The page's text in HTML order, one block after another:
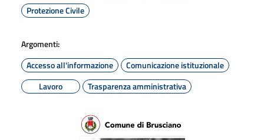
Protezione Civile
Argomenti:
Accesso all'informazione
Comunicazione istituzionale
Lavoro
Trasparenza amministrativa